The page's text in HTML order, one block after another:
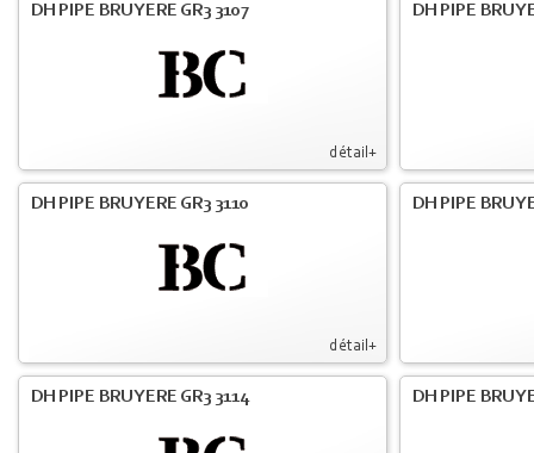
détail+
DH PIPE BRUYERE GR3 3107 DH PIPE
détail+
DH PIPE BRUYERE GR3 3110 DH PIPE
DH PIPE BRUYERE GR3 3114 DH PIPE